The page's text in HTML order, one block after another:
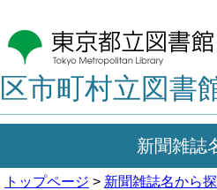
区市町村立図書
新聞雑誌
トップページ > 新聞雑誌名から